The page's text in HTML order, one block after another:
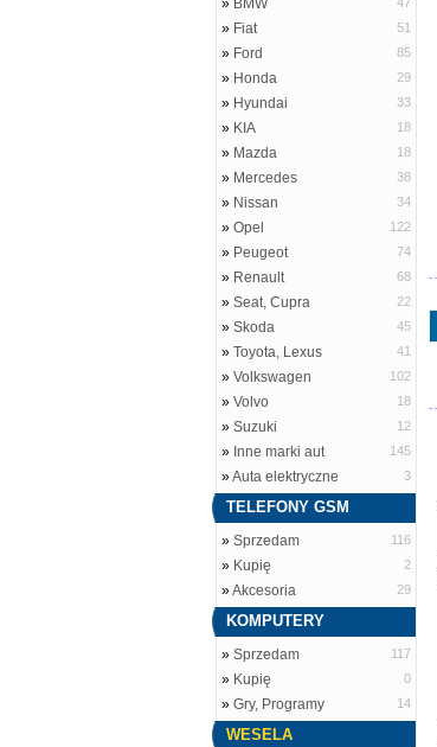
» BMW
» Fiat 51
» Ford 85
» Honda 29
» Hyundai 33
» KIA 18
» Mazda 18
» Mercedes 38
» Nissan 34
» Opel 122
» Peugeot 74
» Renault 68
» Seat, Cupra 22
» Skoda 45
» Toyota, Lexus 41
» Volkswagen 102
» Volvo 18
» Suzuki 12
» Inne marki aut 145
»Auta elektryczne 3
TELEFONY GSM
» Sprzedam 116
» Kupię 2
»Akcesoria 29
KOMPUTERY
» Sprzedam 117
» Kupię 0
» Gry, Programy 14
WESELA